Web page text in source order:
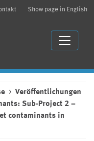
Show page in English
Veröffentlichungen
Sub-Project 2 –
contaminants in